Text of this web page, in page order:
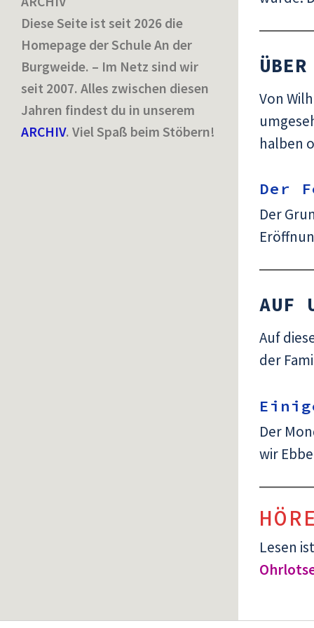
Von
halben
Der
Der
AUF
Auf
der
Der
wir
Lesen
Diese Seite ist seit 2026 die
Homepage der Schule An der
Burgweide. – Im Netz sind wir
seit 2007. Alles zwischen diesen
Jahren findest du in unserem
ARCHIV. Viel Spaß beim Stöbern!